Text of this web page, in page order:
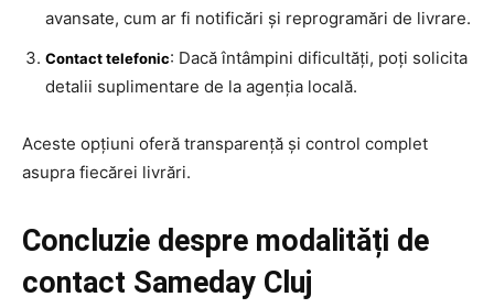
avansate, cum ar fi notificări și reprogramări de livrare.
Contact telefonic: Dacă întâmpini dificultăți, poți solicita
detalii suplimentare de la agenția locală.
Aceste opțiuni oferă transparență și control complet
asupra fiecărei livrări.
Concluzie despre modalități de
contact Sameday Cluj